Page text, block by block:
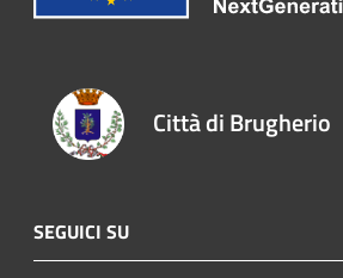
Città di Brugherio
SEGUICI SU